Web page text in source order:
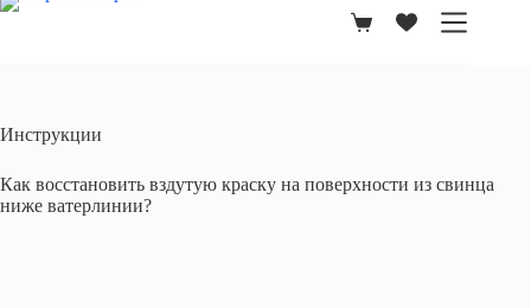
Корзина
Инструкции
Как восстановить вздутую краску на поверхности из свинца
ниже ватерлинии?